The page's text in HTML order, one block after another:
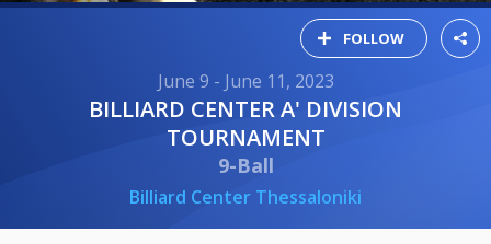
FOLLOW
June 9 - June 11, 2023
BILLIARD CENTER A' DIVISION
TOURNAMENT
9-Ball
Billiard Center Thessaloniki